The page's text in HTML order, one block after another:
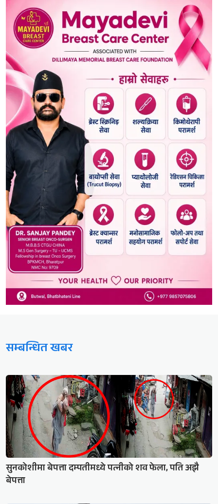
सम्बन्धित खबर
सुनकोशीमा बेपत्ता दम्पतीमध्ये पत्नीको शव फेला, पति अझै
बेपत्ता